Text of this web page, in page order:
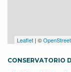
Leaflet | ©
CONSERVATORIO